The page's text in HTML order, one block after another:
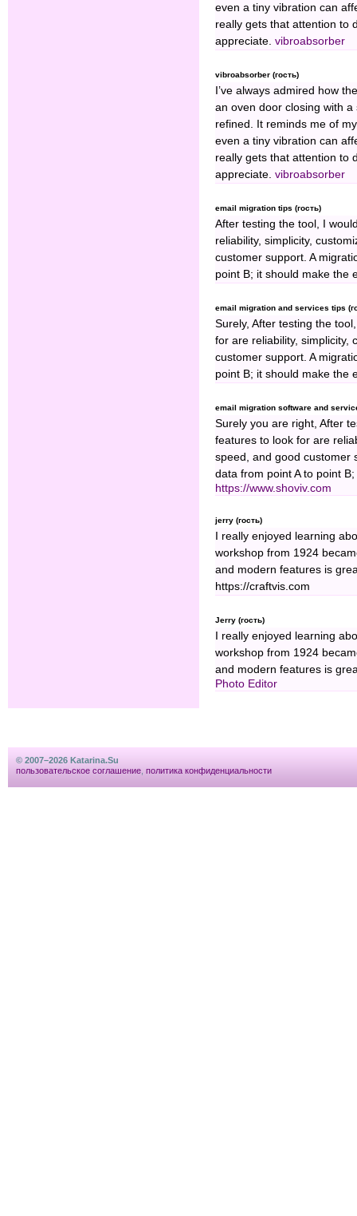
even a tiny vibration can
really gets that attention to
appreciate. vibroabsorber
vibroabsorber (гость)
I’ve always admired how
an oven door closing with
refined. It reminds me of
even a tiny vibration can
really gets that attention to
appreciate. vibroabsorber
email migration tips (гость)
After testing the tool, I
reliability, simplicity,
customer support. A
point B; it should make the
email migration and services tips
Surely, After testing the
for are reliability, simplicity,
customer support. A
point B; it should make the
email migration software and
Surely you are right, After
features to look for are
speed, and good customer
data from point A to point
https://www.shoviv.com
jerry (гость)
I really enjoyed learning
workshop from 1924
and modern features is
https://craftvis.com
Jerry (гость)
I really enjoyed learning
workshop from 1924
and modern features is
Photo Editor
© 2007–2026 Katarina.Su
пользовательское соглашение политика конфиденциальности